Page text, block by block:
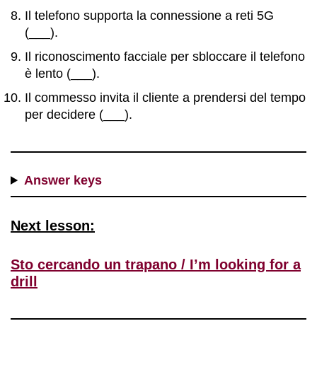
Il telefono supporta la connessione a reti 5G
(___).
Il riconoscimento facciale per sbloccare il telefono
è lento (___).
Il commesso invita il cliente a prendersi del tempo
per decidere (___).
Answer keys
Next lesson:
Sto cercando un trapano / I’m looking for a
drill